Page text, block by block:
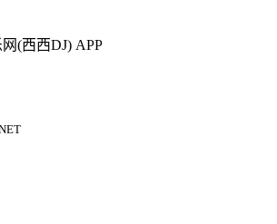
(西西DJ) APP